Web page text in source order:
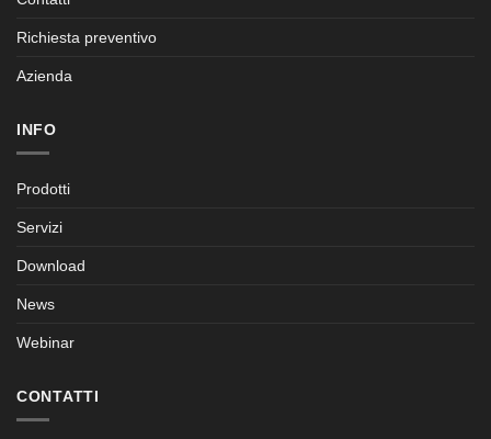
Richiesta preventivo
Azienda
INFO
Prodotti
Servizi
Download
News
Webinar
CONTATTI